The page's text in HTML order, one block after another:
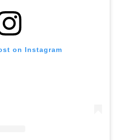
on Instagram